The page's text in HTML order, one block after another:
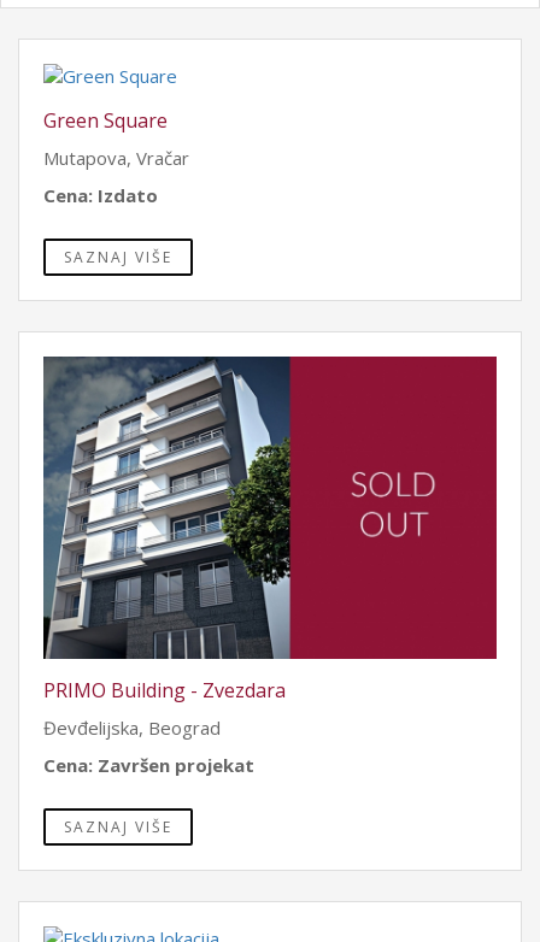
Green Square
Mutapova, Vračar
Cena: Izdato
SAZNAJ VIŠE
PRIMO Building - Zvezdara
Đevđelijska, Beograd
Cena: Završen projekat
SAZNAJ VIŠE